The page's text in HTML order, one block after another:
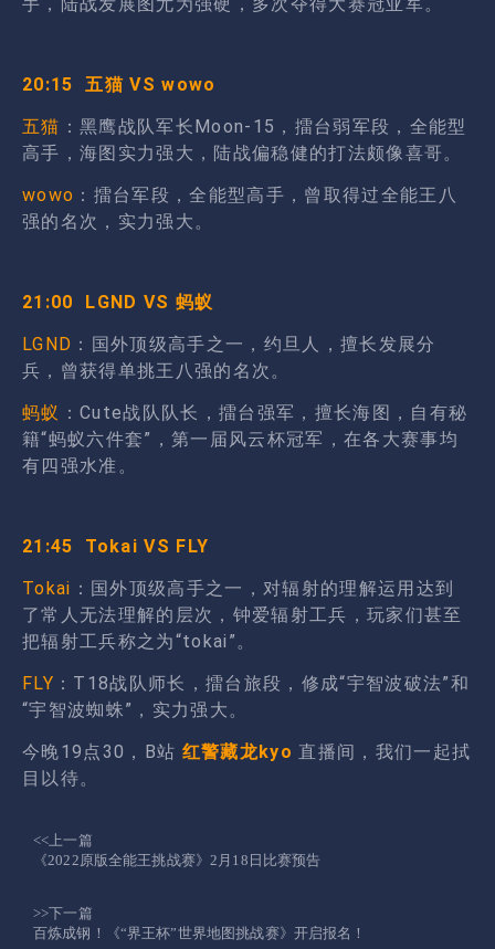
20:15 五猫 VS wowo
五猫 ：黑鹰战队军长Moon-15，擂台弱军段，全能型
高手，海图实力强大，陆战偏稳健的打法颇像喜哥。
wowo ：擂台军段，全能型高手，曾取得过全能王八
强的名次，实力强大。
21:00 LGND VS 蚂蚁
LGND ：国外顶级高手之一，约旦人，擅长发展分
兵，曾获得单挑王八强的名次。
蚂蚁 ：Cute战队队长，擂台强军，擅长海图，自有秘
籍“蚂蚁六件套”，第一届风云杯冠军，在各大赛事均
有四强水准。
21:45 Tokai VS FLY
Tokai ：国外顶级高手之一，对辐射的理解运用达到
了常人无法理解的层次，钟爱辐射工兵，玩家们甚至
把辐射工兵称之为“tokai”。
FLY ：T18战队师长，擂台旅段，修成“宇智波破法”和
“宇智波蜘蛛”，实力强大。
今晚19点30，B站 红警藏龙kyo 直播间，我们一起拭
目以待。
<<上一篇
《2022原版全能王挑战赛》2月18日比赛预告
>>下一篇
百炼成钢！《“界王杯”世界地图挑战赛》开启报名！